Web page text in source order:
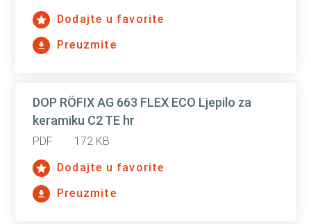
Dodajte u favorite
Preuzmite
DOP RÖFIX AG 663 FLEX ECO Ljepilo za
keramiku C2 TE hr
PDF
172 KB
Dodajte u favorite
Preuzmite